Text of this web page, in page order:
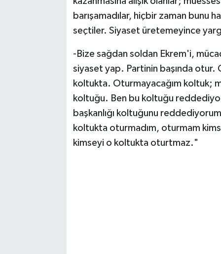
barışamadılar, hiçbir zaman bunu
seçtiler. Siyaset üretemeyince
-Bize sağdan soldan Ekrem'i,
siyaset yap. Partinin başında
koltukta. Oturmayacağım koltuk;
koltuğu. Ben bu koltuğu
başkanlığı koltuğunu
koltukta oturmadım, oturmam
kimseyi o koltukta oturtmaz."